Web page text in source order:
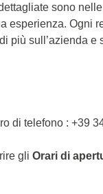
sono
esperienza. Ogni
più sull’azienda e
di telefono : +39
gli Orari di